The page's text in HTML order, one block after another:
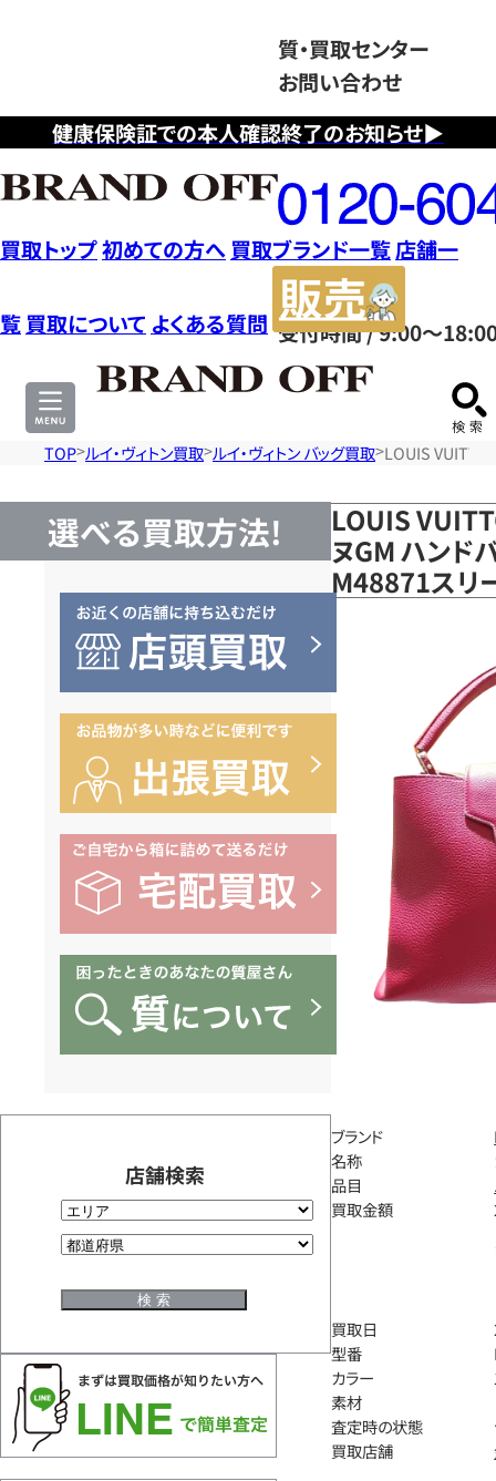
健康保険証での本人確認終了のお知らせ▶
質・買取センター
お問い合わせ
フ
リ
ー
ダ
イ
ヤ
ル
0120604117
受付時間 / 9:00～
買取トップ初めての方へ 買取ブランド一覧店舗一
覧 買取について よくある質問
サ
TOP ルイ・ヴィトン買取 ルイ・ヴィトン バッグ買取 LOUIS
選べる買取方法!
店舗検索
LOUIS
ヌGM ハンド
M48871スリ
ブランド
名称
品目
買取金額
買取日
型番
カラー
素材
査定時の状態
買取店舗